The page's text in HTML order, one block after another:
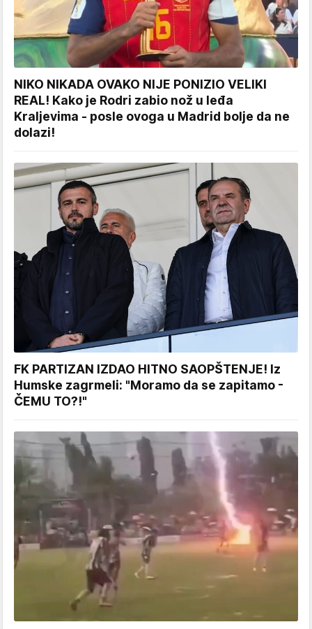
NIKO NIKADA OVAKO NIJE PONIZIO VELIKI
REAL! Kako je Rodri zabio nož u leđa
Kraljevima - posle ovoga u Madrid bolje da ne
dolazi!
FK PARTIZAN IZDAO HITNO SAOPŠTENJE! Iz
Humske zagrmeli: "Moramo da se zapitamo -
ČEMU TO?!"